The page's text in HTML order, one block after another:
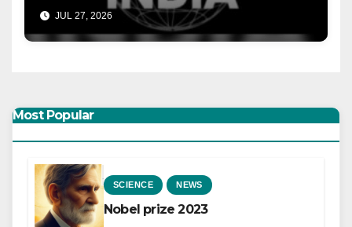
JUL 27, 2026
Most Popular
SCIENCE NEWS
Nobel prize 2023